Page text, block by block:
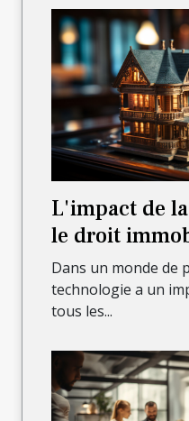
L'impact de
le droit
Dans un monde de
technologie a un
tous les...